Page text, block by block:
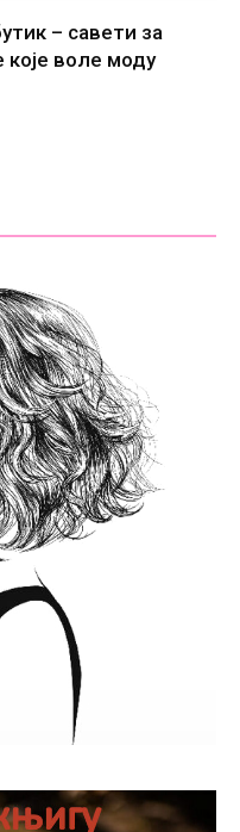
– савети за
воле моду